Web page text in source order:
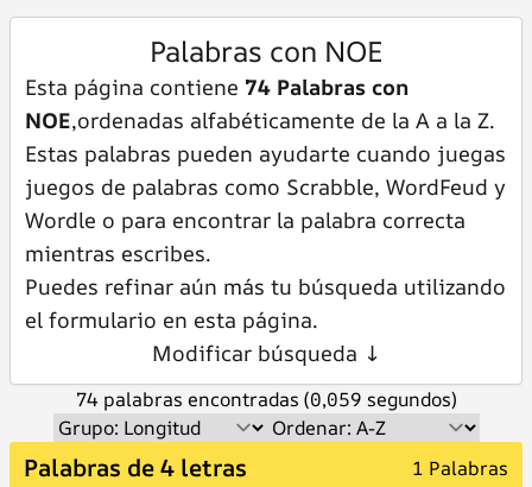
Palabras con NOE
Esta página contiene 74 Palabras con
NOE,ordenadas alfabéticamente de la A a la Z.
Estas palabras pueden ayudarte cuando juegas
juegos de palabras como Scrabble, WordFeud y
Wordle o para encontrar la palabra correcta
mientras escribes.
Puedes refinar aún más tu búsqueda utilizando
el formulario en esta página.
Modificar búsqueda ↓
74 palabras encontradas (0,059 segundos)
Palabras de 4 letras 1 Palabras